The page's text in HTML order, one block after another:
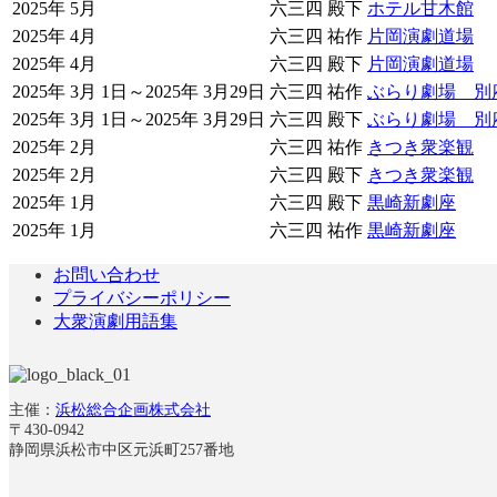
2025年 5月
六三四 殿下 ホテル甘木館
2025年 4月
六三四 祐作 片岡演劇道場
2025年 4月
六三四 殿下 片岡演劇道場
2025年 3月 1日～2025年 3月29日 六三四 祐作 ぶらり劇場 別
2025年 3月 1日～2025年 3月29日 六三四 殿下 ぶらり劇場 別
2025年 2月
六三四 祐作 きつき衆楽観
2025年 2月
六三四 殿下 きつき衆楽観
2025年 1月
六三四 殿下 黒崎新劇座
2025年 1月
六三四 祐作 黒崎新劇座
お問い合わせ
プライバシーポリシー
大衆演劇用語集
主催： 浜松総合企画株式会社
〒430-0942
静岡県浜松市中区元浜町257番地